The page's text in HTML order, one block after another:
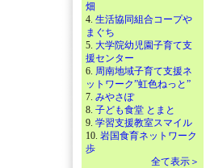
畑
4. 生活協同組合コープや
まぐち
5. 大学院幼児園子育て支
援センター
6. 周南地域子育て支援ネ
ットワーク”虹色ねっと”
7. みやさぽ
8. 子ども食堂 とまと
9. 学習支援教室スマイル
10. 岩国食育ネットワーク
歩
全て表示＞